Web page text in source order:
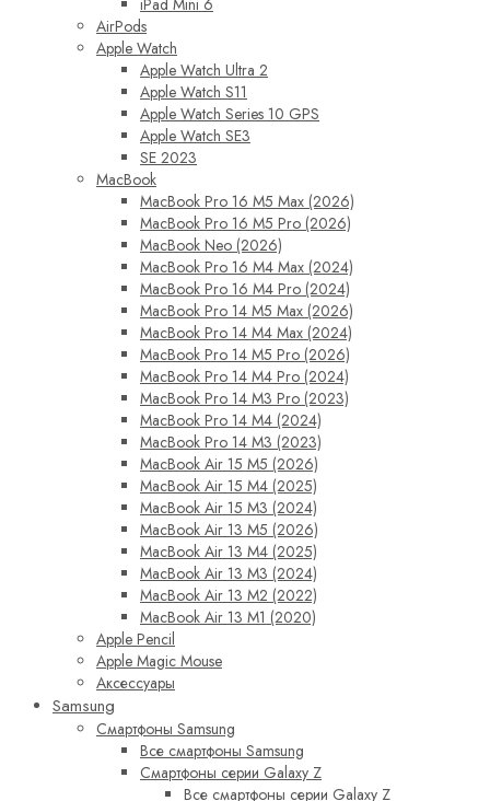
iPad Mini 6
AirPods
Apple Watch
Apple Watch Ultra 2
Apple Watch S11
Apple Watch Series 10 GPS
Apple Watch SE3
SE 2023
MacBook
MacBook Pro 16 M5 Max (2026)
MacBook Pro 16 M5 Pro (2026)
MacBook Neo (2026)
MacBook Pro 16 M4 Max (2024)
MacBook Pro 16 M4 Pro (2024)
MacBook Pro 14 M5 Max (2026)
MacBook Pro 14 M4 Max (2024)
MacBook Pro 14 M5 Pro (2026)
MacBook Pro 14 M4 Pro (2024)
MacBook Pro 14 M3 Pro (2023)
MacBook Pro 14 M4 (2024)
MacBook Pro 14 M3 (2023)
MacBook Air 15 M5 (2026)
MacBook Air 15 M4 (2025)
MacBook Air 15 M3 (2024)
MacBook Air 13 M5 (2026)
MacBook Air 13 M4 (2025)
MacBook Air 13 M3 (2024)
MacBook Air 13 M2 (2022)
MacBook Air 13 M1 (2020)
Apple Pencil
Apple Magic Mouse
Аксессуары
Samsung
Смартфоны Samsung
Все смартфоны Samsung
Смартфоны серии Galaxy Z
Все смартфоны серии Galaxy Z